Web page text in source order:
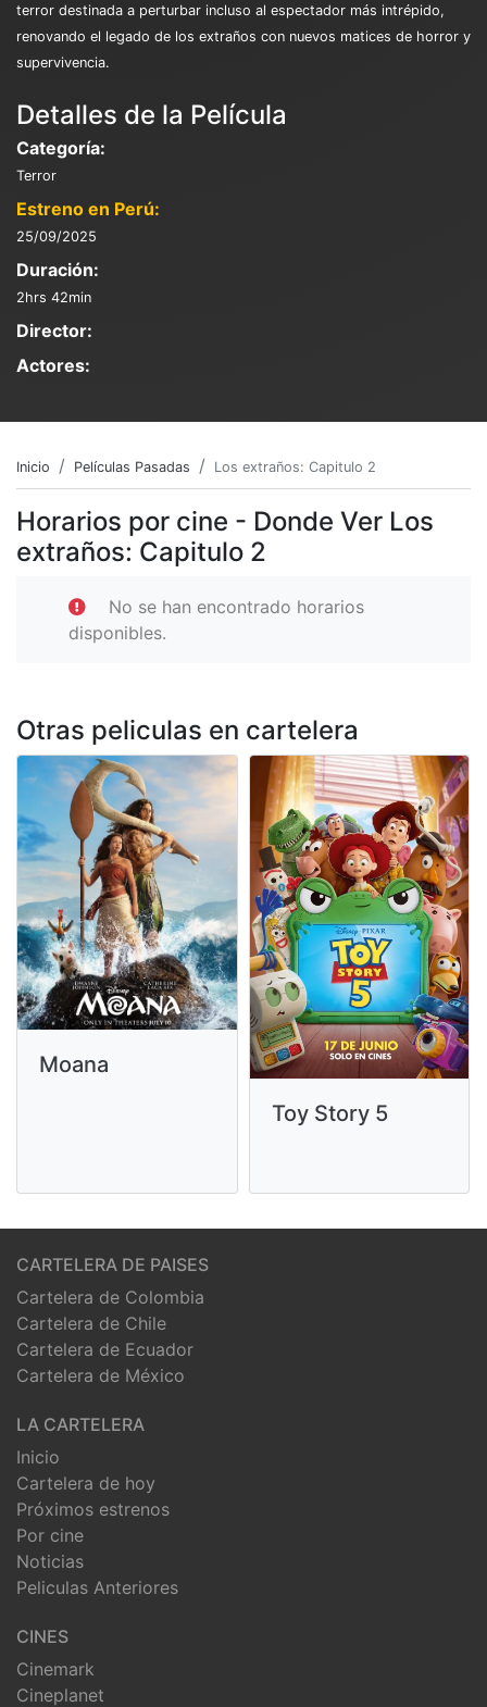
terror destinada a perturbar incluso al espectador más intrépido,
renovando el legado de los extraños con nuevos matices de horror y
supervivencia.
Detalles de la Película
Categoría:
Terror
Estreno en Perú:
25/09/2025
Duración:
2hrs 42min
Director:
Actores:
Inicio Películas Pasadas Los extraños: Capitulo 2
Horarios por cine - Donde Ver Los
extraños: Capitulo 2
No se han encontrado horarios
disponibles.
Otras peliculas en cartelera
Moana
Toy Story 5
CARTELERA DE PAISES
Cartelera de Colombia
Cartelera de Chile
Cartelera de Ecuador
Cartelera de México
LA CARTELERA
Inicio
Cartelera de hoy
Próximos estrenos
Por cine
Noticias
Peliculas Anteriores
CINES
Cinemark
Cineplanet